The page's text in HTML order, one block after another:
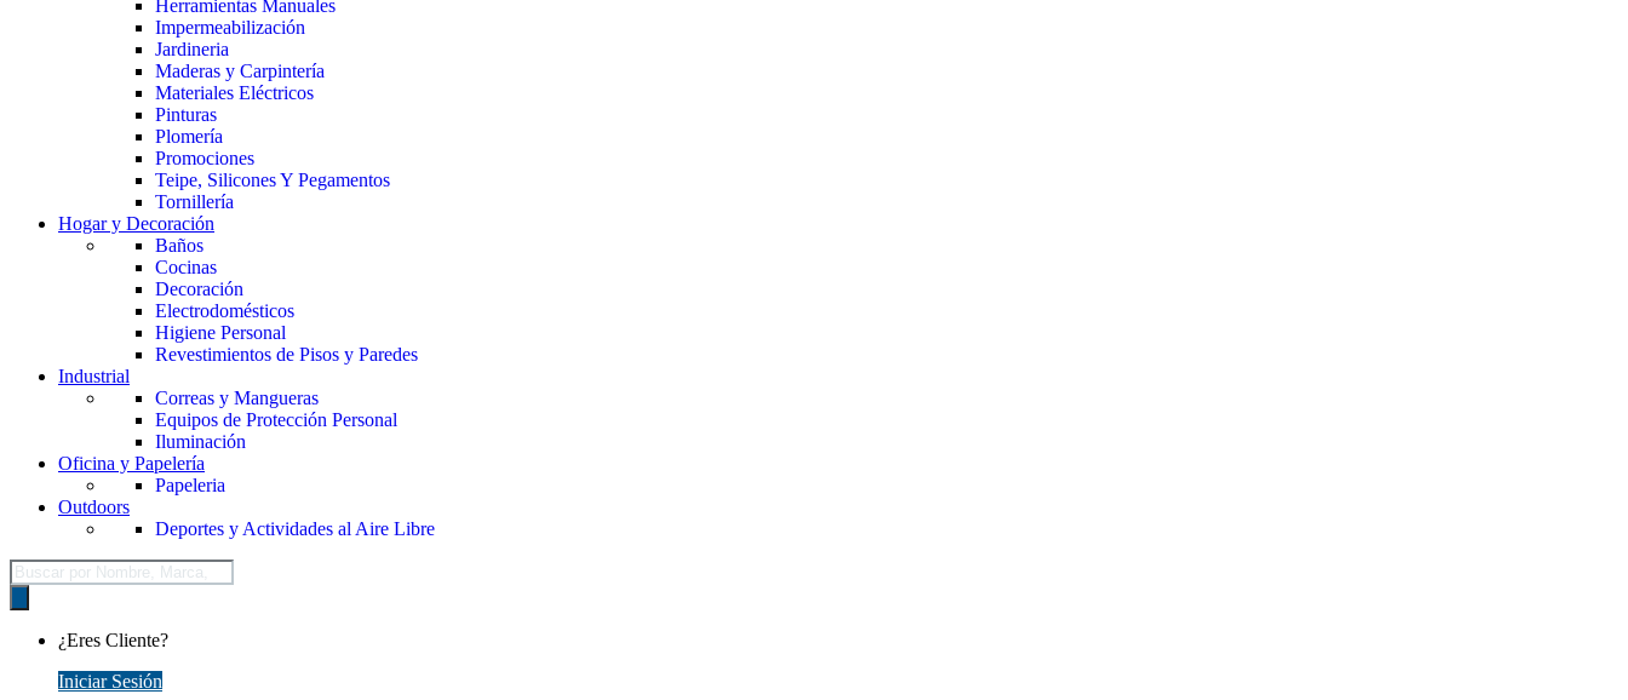
Herramientas Manuales
Impermeabilización
Jardineria
Maderas y Carpintería
Materiales Eléctricos
Pinturas
Plomería
Promociones
Teipe, Silicones Y Pegamentos
Tornillería
Hogar y Decoración
Baños
Cocinas
Decoración
Electrodomésticos
Higiene Personal
Revestimientos de Pisos y Paredes
Industrial
Correas y Mangueras
Equipos de Protección Personal
Iluminación
Oficina y Papelería
Papeleria
Outdoors
Deportes y Actividades al Aire Libre
Búsqueda
de
productos
¿Eres Cliente?
Iniciar Sesión